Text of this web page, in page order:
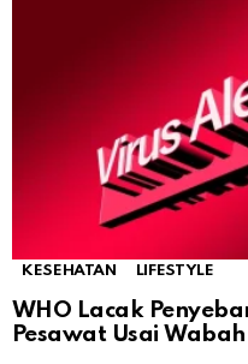
KESEHATAN LIFESTYLE
WHO Lacak
Pesawat Usai